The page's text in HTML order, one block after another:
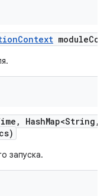
Context module
, HashMap<String ,
запуска.